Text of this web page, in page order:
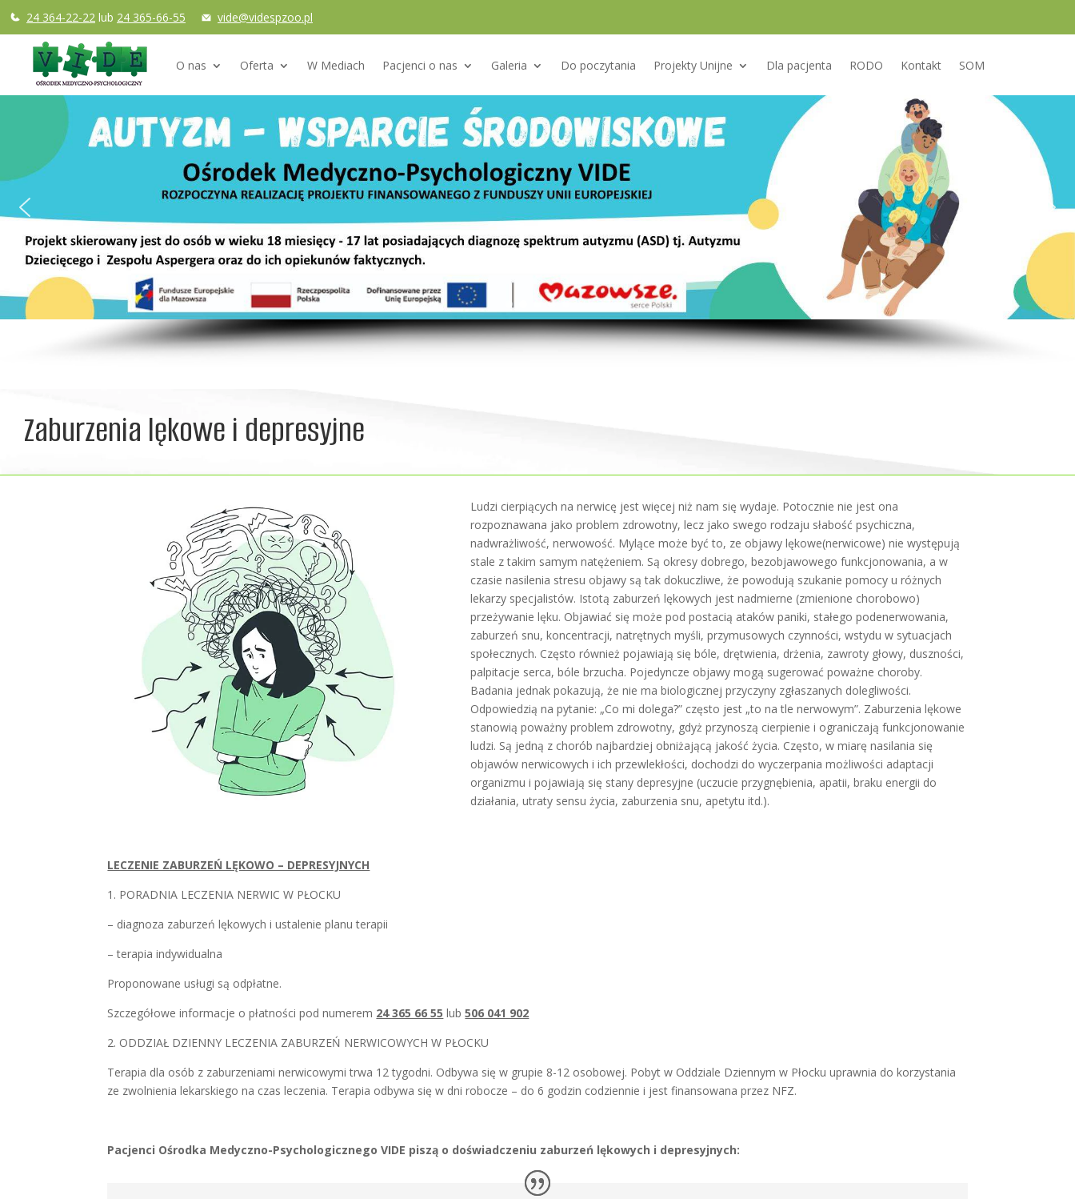
24 364-22-22 lub 24 365-66-55 vide@videspzoo.pl
O nas Oferta W Mediach Pacjenci o nas Galeria Do poczytania Projekty Unijne Dla pacjenta RODO Kontakt SOM
Zaburzenia lękowe i depresyjne
Ludzi cierpiących na nerwicę jest więcej niż nam się wydaje. Potocznie nie jest ona
rozpoznawana jako problem zdrowotny, lecz jako swego rodzaju słabość psychiczna,
nadwrażliwość, nerwowość. Mylące może być to, ze objawy lękowe(nerwicowe) nie występują
stale z takim samym natężeniem. Są okresy dobrego, bezobjawowego funkcjonowania, a w
czasie nasilenia stresu objawy są tak dokuczliwe, że powodują szukanie pomocy u różnych
lekarzy specjalistów. Istotą zaburzeń lękowych jest nadmierne (zmienione chorobowo)
przeżywanie lęku. Objawiać się może pod postacią ataków paniki, stałego podenerwowania,
zaburzeń snu, koncentracji, natrętnych myśli, przymusowych czynności, wstydu w sytuacjach
społecznych. Często również pojawiają się bóle, drętwienia, drżenia, zawroty głowy, duszności,
palpitacje serca, bóle brzucha. Pojedyncze objawy mogą sugerować poważne choroby.
Badania jednak pokazują, że nie ma biologicznej przyczyny zgłaszanych dolegliwości.
Odpowiedzią na pytanie: „Co mi dolega?” często jest „to na tle nerwowym”. Zaburzenia lękowe
stanowią poważny problem zdrowotny, gdyż przynoszą cierpienie i ograniczają funkcjonowanie
ludzi. Są jedną z chorób najbardziej obniżającą jakość życia. Często, w miarę nasilania się
objawów nerwicowych i ich przewlekłości, dochodzi do wyczerpania możliwości adaptacji
organizmu i pojawiają się stany depresyjne (uczucie przygnębienia, apatii, braku energii do
działania, utraty sensu życia, zaburzenia snu, apetytu itd.).
LECZENIE ZABURZEŃ LĘKOWO – DEPRESYJNYCH
1. PORADNIA LECZENIA NERWIC W PŁOCKU
– diagnoza zaburzeń lękowych i ustalenie planu terapii
– terapia indywidualna
Proponowane usługi są odpłatne.
Szczegółowe informacje o płatności pod numerem 24 365 66 55 lub506 041 902
2. ODDZIAŁ DZIENNY LECZENIA ZABURZEŃ NERWICOWYCH W PŁOCKU
Terapia dla osób z zaburzeniami nerwicowymi trwa 12 tygodni. Odbywa się w grupie 8-12 osobowej. Pobyt w Oddziale Dziennym w Płocku uprawnia do korzystania
ze zwolnienia lekarskiego na czas leczenia. Terapia odbywa się w dni robocze – do 6 godzin codziennie i jest finansowana przez NFZ.
Pacjenci Ośrodka Medyczno-Psychologicznego VIDE piszą o doświadczeniu zaburzeń lękowych i depresyjnych: